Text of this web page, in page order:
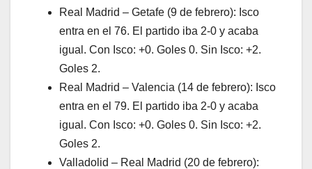
Real Madrid – Getafe (9 de febrero): Isco
entra en el 76. El partido iba 2-0 y acaba
igual. Con Isco: +0. Goles 0. Sin Isco: +2.
Goles 2.
Real Madrid – Valencia (14 de febrero): Isco
entra en el 79. El partido iba 2-0 y acaba
igual. Con Isco: +0. Goles 0. Sin Isco: +2.
Goles 2.
Valladolid – Real Madrid (20 de febrero):